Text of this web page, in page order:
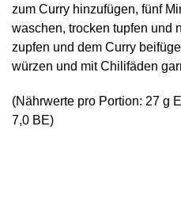
zum Curry hinzufügen, fünf
waschen, trocken tupfen und
zupfen und dem Curry
würzen und mit Chilifäden
(Nährwerte pro Portion: 27 g
7,0 BE)